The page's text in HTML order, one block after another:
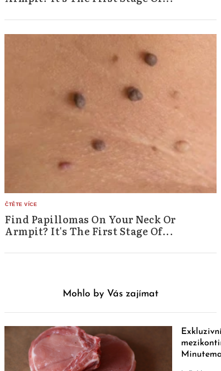
Find Papillomas On Your Neck Or
Armpit? It's The First Stage Of...
Mohlo by Vás zajímat